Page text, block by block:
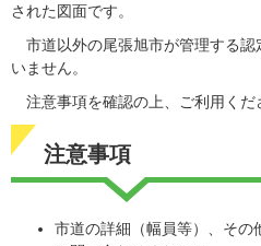
された図面です。
市道以外の尾張旭市が管理する認
いません。
注意事項を確認の上、ご利用くだ
注意事項
市道の詳細（幅員等）、その